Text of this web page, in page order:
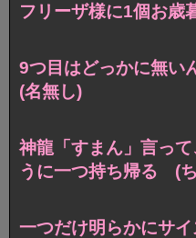
フリーザ様に1個お
9つ目はどっかに無
(名無し)
神龍「すまん」言っ
うに一つ持ち帰る (
一つだけ明らかにサ